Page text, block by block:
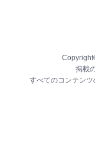
掲載
すべてのコンテンツ